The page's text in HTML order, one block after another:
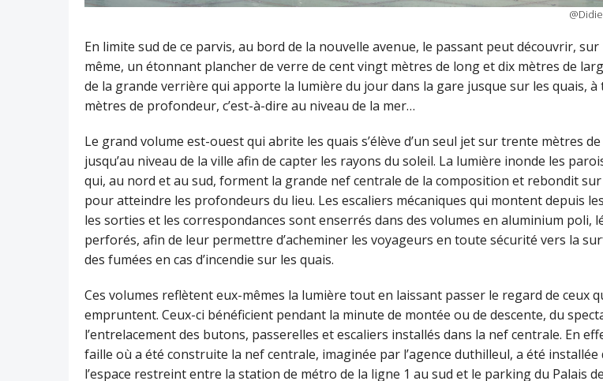
En limite sud de ce parvis, au bord de la nouvelle avenue, le passant peut découvrir,
même, un étonnant plancher de verre de cent vingt mètres de long et dix mètres de
de la grande verrière qui apporte la lumière du jour dans la gare jusque sur les quais, à
mètres de profondeur, c’est-à-dire au niveau de la mer…
Le grand volume est-ouest qui abrite les quais s’élève d’un seul jet sur trente mètres
jusqu’au niveau de la ville afin de capter les rayons du soleil. La lumière inonde les
qui, au nord et au sud, forment la grande nef centrale de la composition et rebondit sur
pour atteindre les profondeurs du lieu. Les escaliers mécaniques qui montent depuis
les sorties et les correspondances sont enserrés dans des volumes en aluminium poli,
perforés, afin de leur permettre d’acheminer les voyageurs en toute sécurité vers la
des fumées en cas d’incendie sur les quais.
Ces volumes reflètent eux-mêmes la lumière tout en laissant passer le regard de ceux
empruntent. Ceux-ci bénéficient pendant la minute de montée ou de descente, du
l’entrelacement des butons, passerelles et escaliers installés dans la nef centrale. En
faille où a été construite la nef centrale, imaginée par l’agence duthilleul, a été installée
l’espace restreint entre la station de métro de la ligne 1 au sud et le parking du Palais